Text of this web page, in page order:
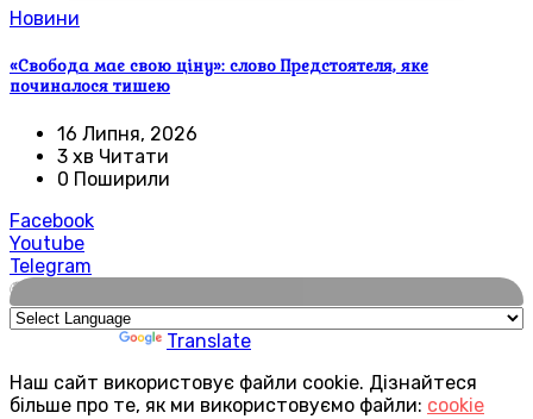
Новини
«Свобода має свою ціну»: слово Предстоятеля, яке
починалося тишею
16 Липня, 2026
3 хв Читати
0 Поширили
Facebook
Youtube
Telegram
🌍
Translate
Наш сайт використовує файли cookie. Дізнайтеся
більше про те, як ми використовуємо файли: cookie